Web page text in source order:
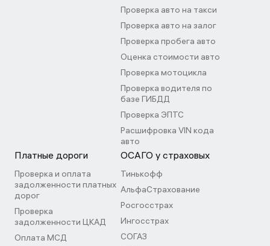
Проверка авто на такси
Проверка авто на залог
Проверка пробега авто
Оценка стоимости авто
Проверка мотоцикла
Проверка водителя по
базе ГИБДД
Проверка ЭПТС
Расшифровка VIN кода
авто
Платные дороги
Проверка и оплата
задолженности платных
дорог
Проверка
задолженности ЦКАД
Оплата МСД
ОСАГО у страховых
Тинькофф
АльфаСтрахование
Росгосстрах
Ингосстрах
СОГАЗ